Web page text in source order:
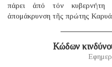
πάρει ἀπό τόν
ἀπομάκρυνση τῆς πρώτης
Κώδων